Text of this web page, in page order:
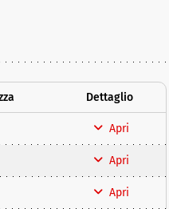
Dettaglio
Apri
Apri
Apri